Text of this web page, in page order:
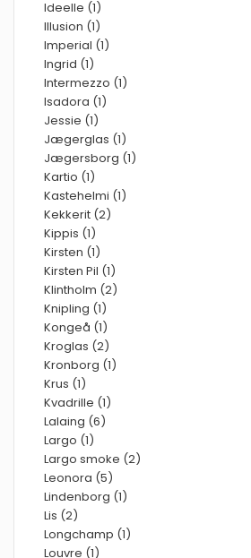
Ideelle (1)
Illusion (1)
Imperial (1)
Ingrid (1)
Intermezzo (1)
Isadora (1)
Jessie (1)
Jægerglas (1)
Jægersborg (1)
Kartio (1)
Kastehelmi (1)
Kekkerit (2)
Kippis (1)
Kirsten (1)
Kirsten Pil (1)
Klintholm (2)
Knipling (1)
Kongeå (1)
Kroglas (2)
Kronborg (1)
Krus (1)
Kvadrille (1)
Lalaing (6)
Largo (1)
Largo smoke (2)
Leonora (5)
Lindenborg (1)
Lis (2)
Longchamp (1)
Louvre (1)